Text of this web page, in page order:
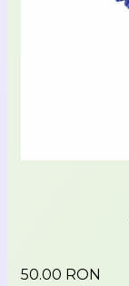
50.00 RON